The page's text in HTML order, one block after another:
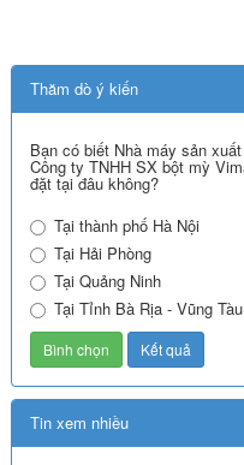
Thăm dò ý kiến
Bạn có biết Nhà máy sản
Công ty TNHH SX bột mỳ
đặt tại đâu không?
Tại thành phố Hà Nội
Tại Hải Phòng
Tại Quảng Ninh
Tại Tỉnh Bà Rịa - Vũng Tàu
Tin xem nhiều